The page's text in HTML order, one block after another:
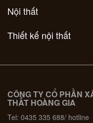
Nội thất
Thiết kế nội thất
CÔNG TY CỔ PHẦN
THẤT HOÀNG GIA
Tel: 0435 335 688/ hotline